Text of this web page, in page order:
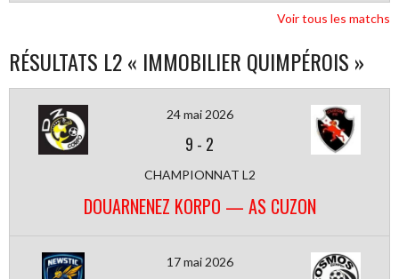
Voir tous les matchs
RÉSULTATS L2 « IMMOBILIER QUIMPÉROIS »
24 mai 2026
9 - 2
CHAMPIONNAT L2
DOUARNENEZ KORPO — AS CUZON
17 mai 2026